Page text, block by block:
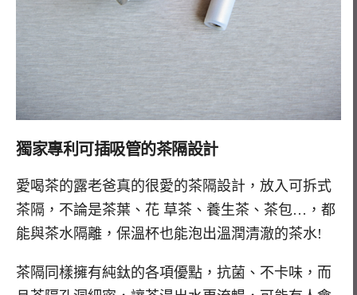
獨家專利可插吸管的茶隔設計
愛喝茶的露老爸真的很愛的茶隔設計，放入可拆式
茶隔，不論是茶葉、花 草茶、養生茶、茶包…，都
能與茶水隔離，保溫杯也能泡出溫潤清澈的茶水!
茶隔同樣擁有純鈦的各項優點，抗菌、不卡味，而